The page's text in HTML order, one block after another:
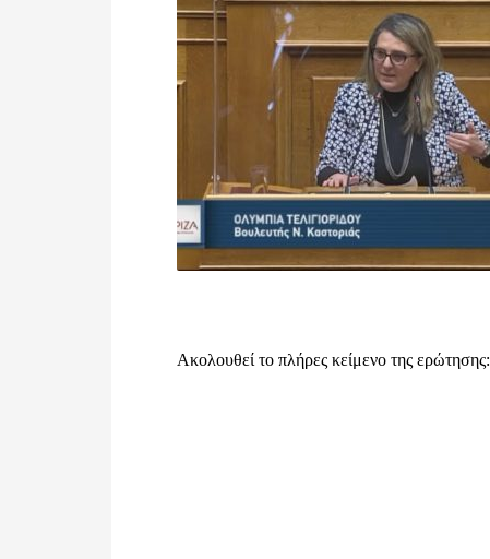
Ακολουθεί το πλήρες κείμενο της ερώτησης: